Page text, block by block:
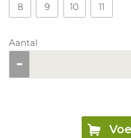
8
9 10 11
Aantal